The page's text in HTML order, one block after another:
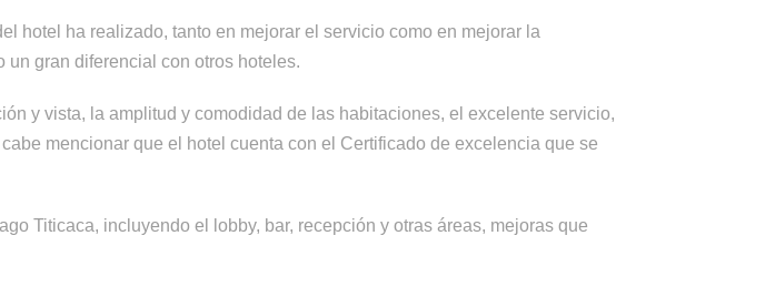
hotel ha realizado, tanto en mejorar el servicio como en mejorar la
gran diferencial con otros hoteles.
y vista, la amplitud y comodidad de las habitaciones, el excelente servicio,
mencionar que el hotel cuenta con el Certificado de excelencia que se
Titicaca, incluyendo el lobby, bar, recepción y otras áreas, mejoras que